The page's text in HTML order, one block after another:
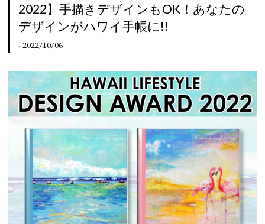
2022】手描きデザインもOK！あなたの
デザインがハワイ手帳に!!
- 2022/10/06